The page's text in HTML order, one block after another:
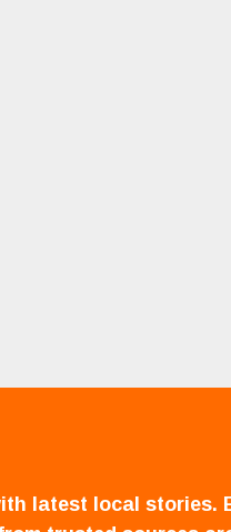
latest local stories.